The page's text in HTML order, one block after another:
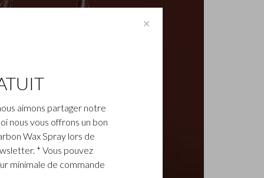
✕
aimons partager notre
nous vous offrons un bon
Wax Spray lors de
* Vous pouvez
minimale de commande